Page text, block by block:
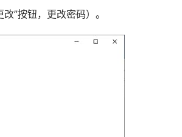
”按钮，更改密码）。